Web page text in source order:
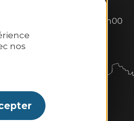
nos
et 14h00–18h30.
et 14h00–18h00